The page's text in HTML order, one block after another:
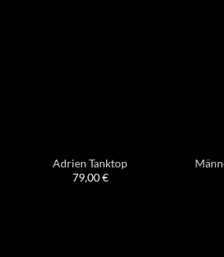
Adrien Tanktop
79,00€